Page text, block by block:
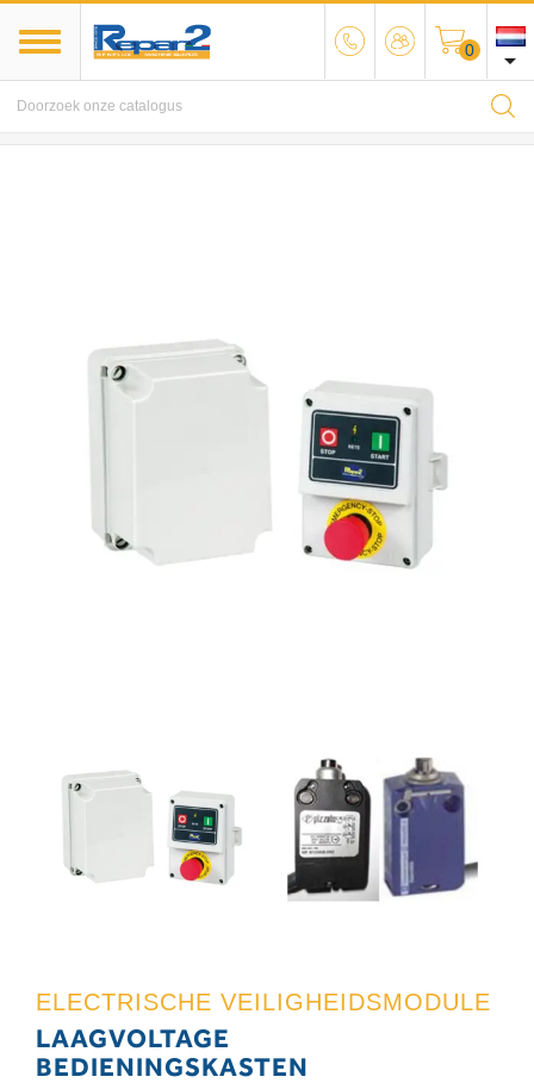
MENU
0 
ELECTRISCHE VEILIGHEIDSMODULE
LAAGVOLTAGE
BEDIENINGSKASTEN